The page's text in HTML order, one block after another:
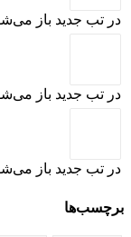
در تب جدید باز
در تب جدید باز
در تب جدید باز
برچسب‌ها